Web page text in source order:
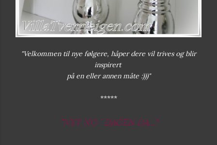
"Velkommen til nye følgere, håper dere vil trives og blir
inspirert
på en eller annen måte :)))"
*****
"NYT NO ` DAGEN DA...."